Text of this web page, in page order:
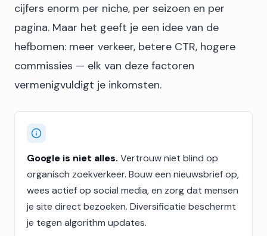
cijfers enorm per niche, per seizoen en per
pagina. Maar het geeft je een idee van de
hefbomen: meer verkeer, betere CTR, hogere
commissies — elk van deze factoren
vermenigvuldigt je inkomsten.
Google is niet alles. Vertrouw niet blind op
organisch zoekverkeer. Bouw een nieuwsbrief op,
wees actief op social media, en zorg dat mensen
je site direct bezoeken. Diversificatie beschermt
je tegen algorithm updates.